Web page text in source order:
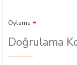
Oylama
Doğrulama